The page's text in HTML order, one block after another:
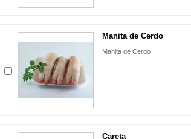
Manita de Cerdo
Manita de Cerdo
Careta